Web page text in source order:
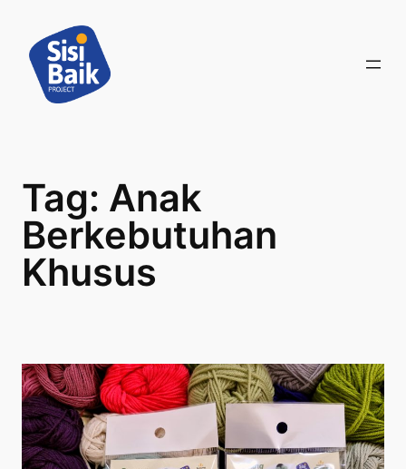
content
Tag: Anak
Berkebutuhan
Khusus